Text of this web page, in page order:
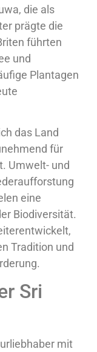
die als
prägte die
führten
und
Plantagen
das Land
für
Umwelt- und
eine
Biodiversität.
Tradition und
Sri
mit